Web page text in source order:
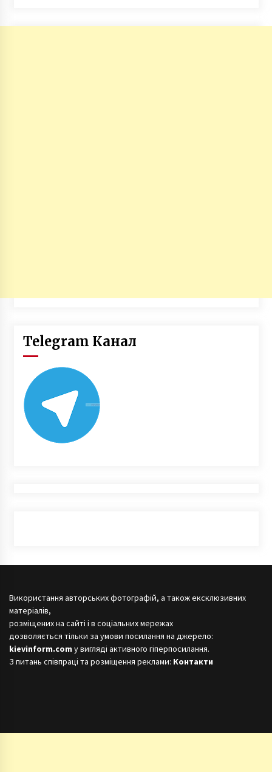
Telegram Канал
Використання авторських фотографій, а також ексклюзивних
матеріалів,
розміщених на сайті і в соціальних мережах
дозволяється тільки за умови посилання на джерело:
kievinform.com у вигляді активного гіперпосилання.
З питань співпраці та розміщення реклами: Контакти